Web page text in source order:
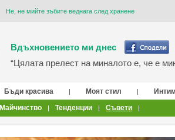
Не, не мийте зъбите веднага след хранене
Вдъхновението ми днес
“Цялата прелест на миналото е, че е
Бъди красива | Моят стил |
Майчинство | Тенденции | Съвети |